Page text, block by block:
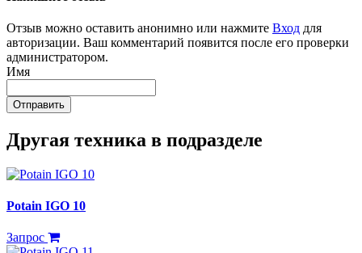
Отзыв можно оставить анонимно или нажмите Вход для
авторизации. Ваш комментарий появится после его проверки
администратором.
Имя
Отправить
Другая техника в подразделе
Potain IGO 10
Запрос